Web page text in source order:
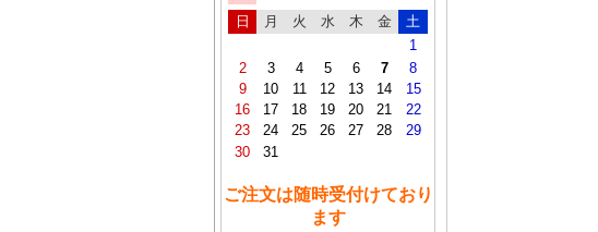
日 月 火 水 木 金
土
1
2
3 4 5 6 7
8
9
10 11 12 13 14
15
16
17 18 19 20 21
22
23
24 25 26 27 28
29
30
31
ご注文は随時受付けており
ます